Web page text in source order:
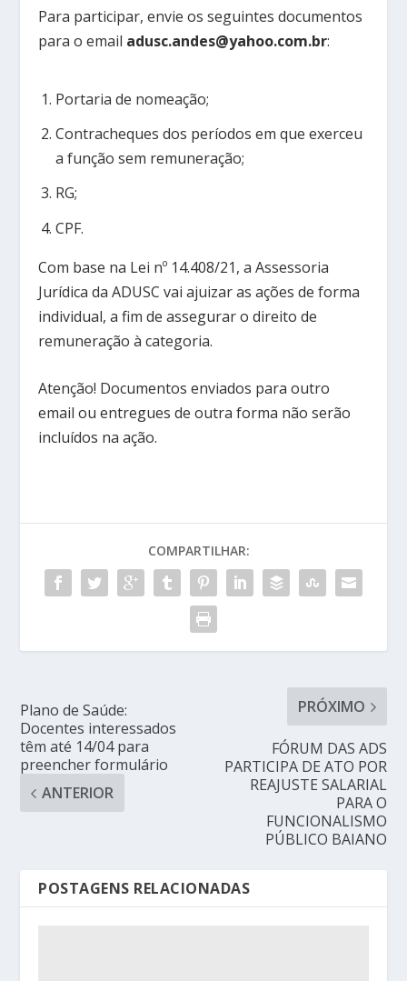
Para participar, envie os seguintes documentos
para o email adusc.andes@yahoo.com.br:
Portaria de nomeação;
Contracheques dos períodos em que exerceu
a função sem remuneração;
RG;
CPF.
Com base na Lei nº 14.408/21, a Assessoria
Jurídica da ADUSC vai ajuizar as ações de forma
individual, a fim de assegurar o direito de
remuneração à categoria.
Atenção! Documentos enviados para outro
email ou entregues de outra forma não serão
incluídos na ação.
COMPARTILHAR:
Plano de Saúde:
Docentes interessados
têm até 14/04 para
preencher formulário
ANTERIOR
PRÓXIMO
FÓRUM DAS ADS
PARTICIPA DE ATO POR
REAJUSTE SALARIAL
PARA O
FUNCIONALISMO
PÚBLICO BAIANO
POSTAGENS RELACIONADAS